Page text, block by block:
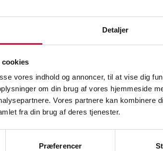
Detaljer
cookies
vores indhold og annoncer, til at vise dig
om din brug af vores hjemmeside
Vores partnere kan kombinere
fra din brug af deres tjenester.
Præferencer
LEGO.
Star Wars Nr.
Lignende varer
og modtag nyheder samt tilbud direkte i din